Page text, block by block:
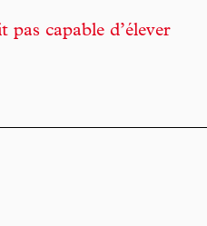
pas capable d’élever